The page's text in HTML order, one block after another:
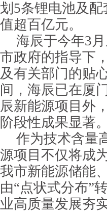
划5条锂电池及
值超百亿元。
海辰于今年3
市政府的指导下
及有关部门的贴
间，海辰已在厦
辰新能源项目外
阶段性成果显著。
作为技术含量
源项目不仅将成
我市新能源储能
由“点状式分布”
业高质量发展夯